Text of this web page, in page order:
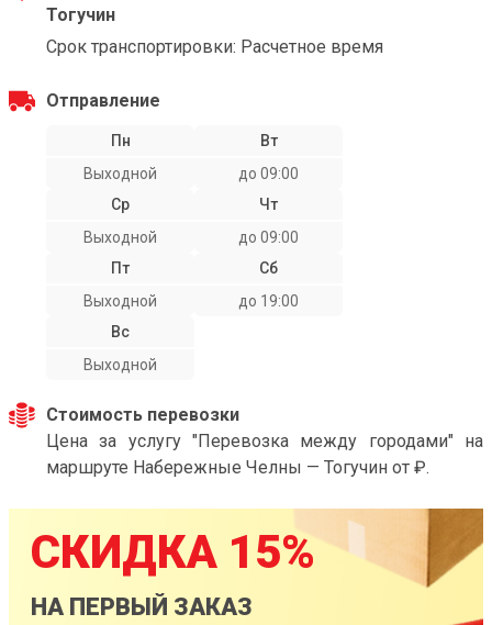
Тогучин
Срок транспортировки: Расчетное время
Отправление
Пн
Выходной
Вт
до 09:00
Ср
Выходной
Чт
до 09:00
Пт
Выходной
Сб
до 19:00
Вс
Выходной
Стоимость перевозки
Цена за услугу "Перевозка между городами" на
маршруте Набережные Челны — Тогучин от ₽.
СКИДКА 15%
НА ПЕРВЫЙ ЗАКАЗ